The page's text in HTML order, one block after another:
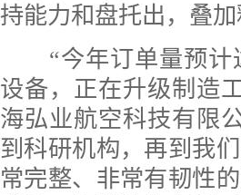
持能力和盘托出，叠
“今年订单量预计
设备，正在升级制造
海弘业航空科技有限
到科研机构，再到我
常完整、非常有韧性